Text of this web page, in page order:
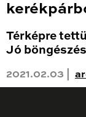
Térképre
Jó
2021.02.03 |